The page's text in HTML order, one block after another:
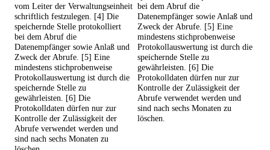
vom Leiter der Verwaltungseinheit
schriftlich festzulegen. [4] Die
speichernde Stelle protokolliert
bei dem Abruf die
Datenempfänger sowie Anlaß und
Zweck der Abrufe. [5] Eine
mindestens stichprobenweise
Protokollauswertung ist durch die
speichernde Stelle zu
gewährleisten. [6] Die
Protokolldaten dürfen nur zur
Kontrolle der Zulässigkeit der
Abrufe verwendet werden und
sind nach sechs Monaten zu
bei dem Abruf die
Datenempfänger sowie Anlaß und
Zweck der Abrufe. [5] Eine
mindestens stichprobenweise
Protokollauswertung ist durch die
speichernde Stelle zu
gewährleisten. [6] Die
Protokolldaten dürfen nur zur
Kontrolle der Zulässigkeit der
Abrufe verwendet werden und
sind nach sechs Monaten zu
löschen.